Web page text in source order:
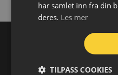
har samlet inn fra din
deres. Les mer
TILPASS COOKIES